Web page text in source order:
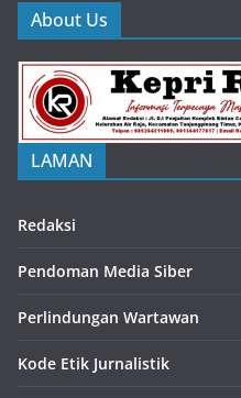
About Us
LAMAN
Redaksi
Pendoman Media Siber
Perlindungan Wartawan
Kode Etik Jurnalistik